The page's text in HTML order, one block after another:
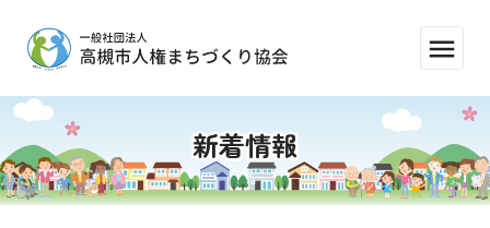
menu
新着情報